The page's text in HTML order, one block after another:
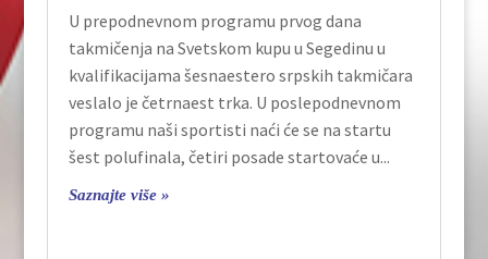
U prepodnevnom programu prvog dana
takmičenja na Svetskom kupu u Segedinu u
kvalifikacijama šesnaestero srpskih takmičara
veslalo je četrnaest trka. U poslepodnevnom
programu naši sportisti naći će se na startu
šest polufinala, četiri posade startovaće u...
Saznajte više »